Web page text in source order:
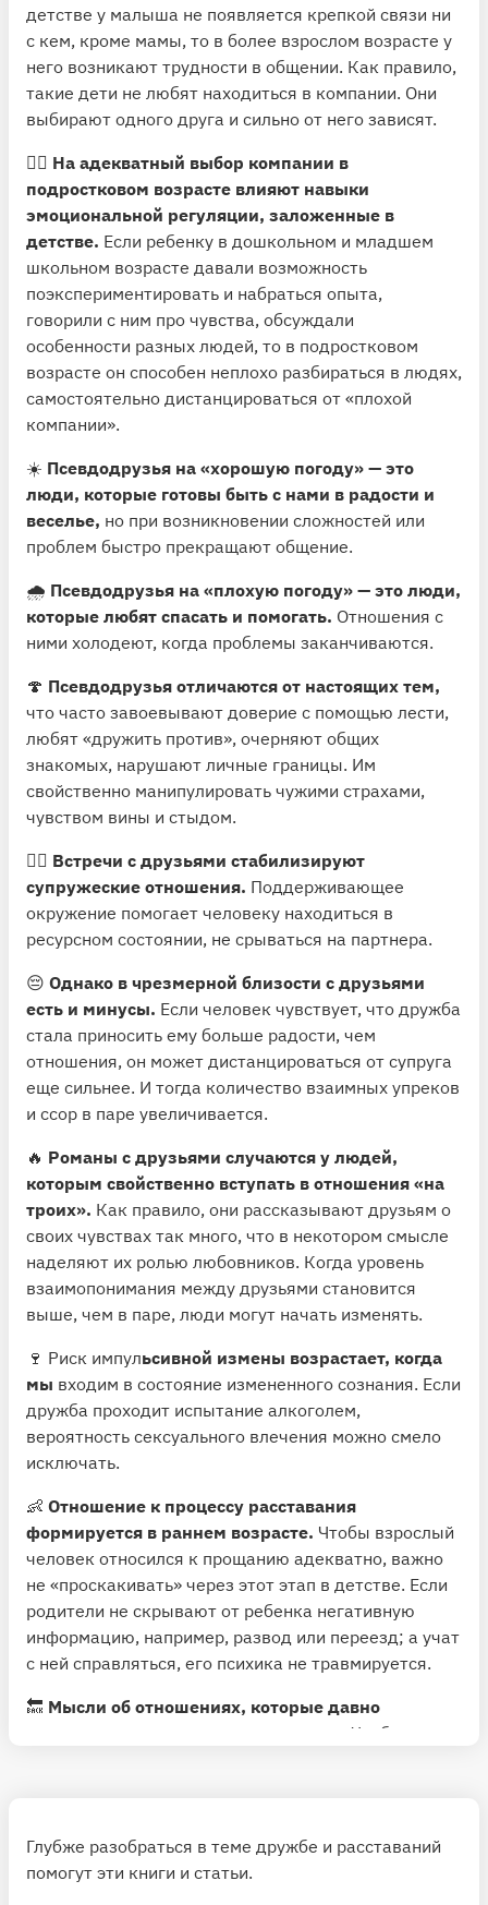
детстве у малыша не появляется крепкой связи ни
с кем, кроме мамы, то в более взрослом возрасте у
него возникают трудности в общении. Как правило,
такие дети не любят находиться в компании. Они
выбирают одного друга и сильно от него зависят.
🏴‍☠️ На адекватный выбор компании в
подростковом возрасте влияют навыки
эмоциональной регуляции, заложенные в
детстве. Если ребенку в дошкольном и младшем
школьном возрасте давали возможность
поэкспериментировать и набраться опыта,
говорили с ним про чувства, обсуждали
особенности разных людей, то в подростковом
возрасте он способен неплохо разбираться в людях,
самостоятельно дистанцироваться от «плохой
компании».
☀️ Псевдодрузья на «хорошую погоду» — это
люди, которые готовы быть с нами в радости и
веселье, но при возникновении сложностей или
проблем быстро прекращают общение.
🌧 Псевдодрузья на «плохую погоду» — это люди,
которые любят спасать и помогать. Отношения с
ними холодеют, когда проблемы заканчиваются.
🍄 Псевдодрузья отличаются от настоящих тем,
что часто завоевывают доверие с помощью лести,
любят «дружить против», очерняют общих
знакомых, нарушают личные границы. Им
свойственно манипулировать чужими страхами,
чувством вины и стыдом.
🧘‍♀️ Встречи с друзьями стабилизируют
супружеские отношения. Поддерживающее
окружение помогает человеку находиться в
ресурсном состоянии, не срываться на партнера.
😔 Однако в чрезмерной близости с друзьями
есть и минусы. Если человек чувствует, что дружба
стала приносить ему больше радости, чем
отношения, он может дистанцироваться от супруга
еще сильнее. И тогда количество взаимных упреков
и ссор в паре увеличивается.
🔥 Романы с друзьями случаются у людей,
которым свойственно вступать в отношения «на
троих». Как правило, они рассказывают друзьям о
своих чувствах так много, что в некотором смысле
наделяют их ролью любовников. Когда уровень
взаимопонимания между друзьями становится
выше, чем в паре, люди могут начать изменять.
🍷 Риск импульсивной измены возрастает, когда
мы входим в состояние измененного сознания. Если
дружба проходит испытание алкоголем,
вероятность сексуального влечения можно смело
исключать.
👶 Отношение к процессу расставания
формируется в раннем возрасте. Чтобы взрослый
человек относился к прощанию адекватно, важно
не «проскакивать» через этот этап в детстве. Если
родители не скрывают от ребенка негативную
информацию, например, развод или переезд; а учат
с ней справляться, его психика не травмируется.
🔙 Мысли об отношениях, которые давно
Чтобы этого
свою боль внутри, надолго застревает в ситуации,
которая его ранила.
Глубже разобраться в теме дружбе и расставаний
помогут эти книги и статьи.